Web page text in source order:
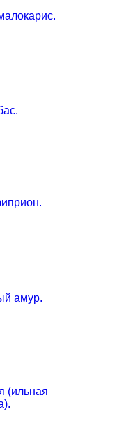
амур.
(ильная